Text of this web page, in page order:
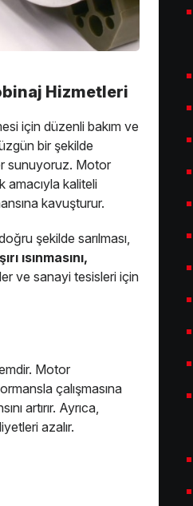
Hizmetleri
için düzenli bakım ve
bir şekilde
sunuyoruz. Motor
amacıyla kaliteli
kavuşturur.
şekilde sarılması,
ısınmasını,
ve sanayi tesisleri için
Motor
çalışmasına
artırır. Ayrıca,
azalır.